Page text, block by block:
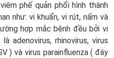
phế quản phổi hình thành
như: vi khuẩn, vi rút, nấm và
hợp mắc bệnh đều bởi vi
adenovirus, rhinovirus, virus
) và virus parainfluenza ( đây